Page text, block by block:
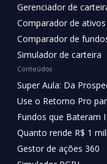
Gerenciador de
Comparador de ativos
Comparador de
Simulador de carteira
Conteúdos
Super Aula: Da
Use o Retorno Pro
Fundos que Bateram
Quanto rende R$ 1
Gestor de ações 360